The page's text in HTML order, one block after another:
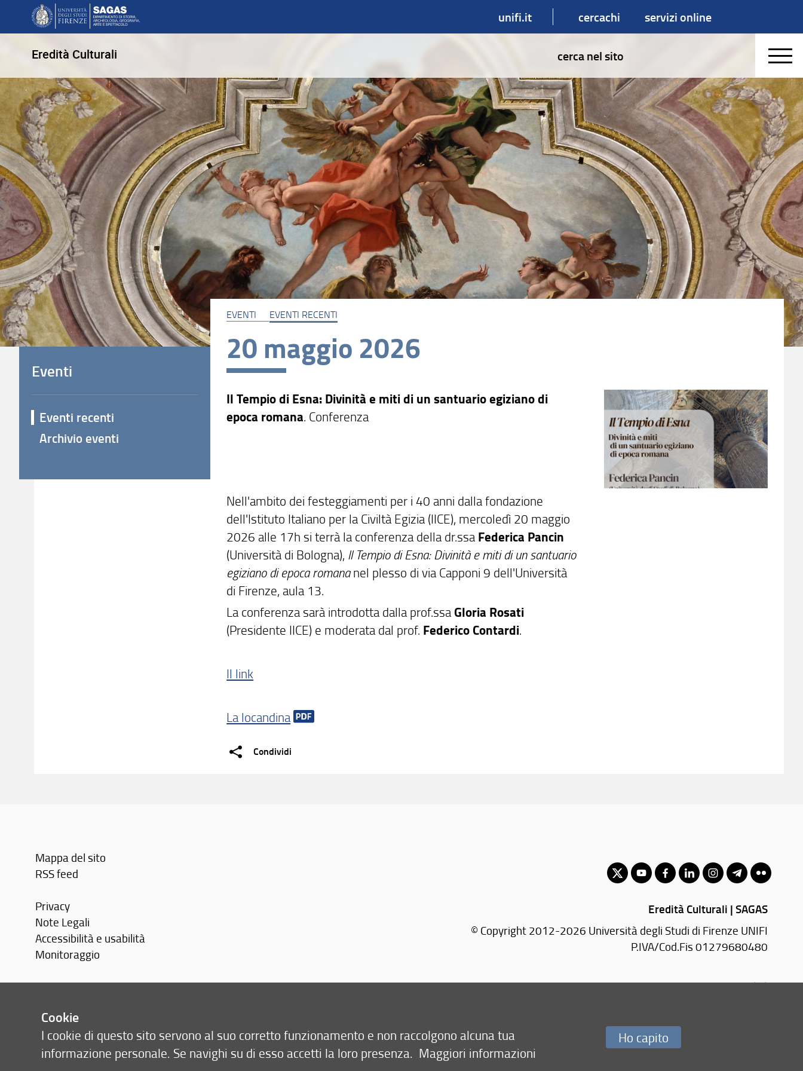
unifi.it cercachi servizi online
Eredità Culturali cerca nel sito
EVENTI EVENTI RECENTI
20 maggio 2026
Il Tempio di Esna: Divinità e miti di un santuario egiziano di
epoca romana. Conferenza
Nell'ambito dei festeggiamenti per i 40 anni dalla fondazione
dell'Istituto Italiano per la Civiltà Egizia (IICE), mercoledì 20 maggio
2026 alle 17h si terrà la conferenza della dr.ssaFederica Pancin
(Università di Bologna), ll Tempio di Esna: Divinità e miti di un santuario
egiziano di epoca romananel plesso di via Capponi 9 dell'Università
di Firenze, aula 13.
La conferenza sarà introdotta dalla prof.ssaGloria Rosati
(Presidente IICE) e moderata dal prof. Federico Contardi.
Il link
La locandina
Condividi
Eventi
Eventi recenti
Archivio eventi
Mappa del sito
RSS feed
Privacy
Note Legali
Accessibilità e usabilità
Monitoraggio
Area personale
Eredità Culturali | SAGAS
© Copyright 2012-2026 Università degli Studi di Firenze UNIFI
P.IVA/Cod.Fis 01279680480
Via S. Gallo, 10 - 50129 Firenze (FI)
Cookie
I cookie di questo sito servono al suo corretto funzionamento e non raccolgono alcuna tua
informazione personale. Se navighi su di esso accetti la loro presenza. Maggiori informazioni
Ho capito